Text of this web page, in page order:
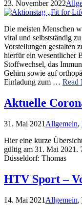
23. November 2022
Die meisten Menschen
vital und selbstständig
Vorstellungen gestalten
hierfür ein wesentlicher
Stoffwechsel, das
Gehirn sowie auf
Einladung zum … Read
Aktuelle
31. Mai 2021 Allgemein,
Hier eine kurze
gültig am 31. Mai 2021.
Düsseldorf: Thomas
HTV Sport –
14. Mai 2021 Allgemein,